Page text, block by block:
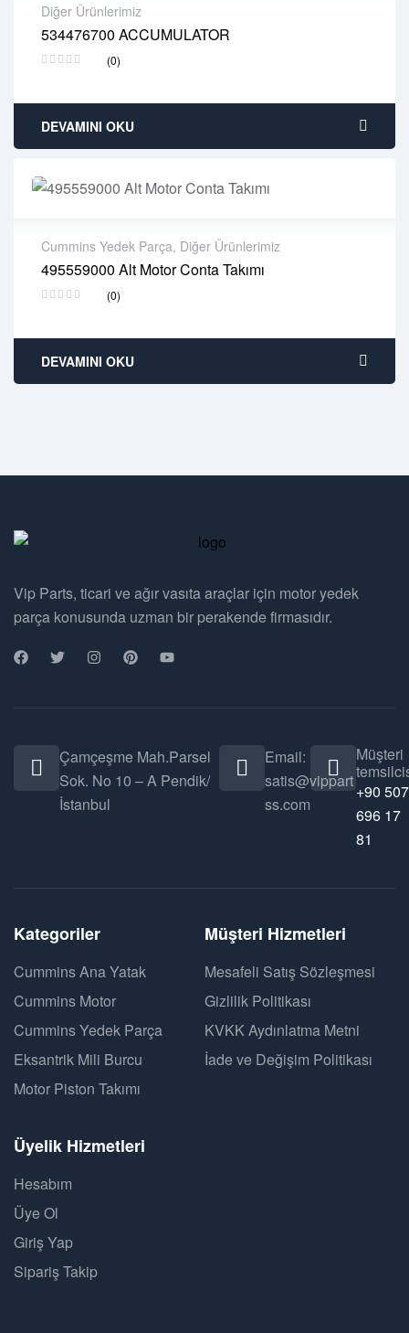
Diğer Ürünlerimiz
534476700 ACCUMULATOR
(0)
2 years warranty
Delivery time: 1-2 business days
DEVAMINI OKU
Cummins Yedek Parça, Diğer Ürünlerimiz
495559000 Alt Motor Conta Takımı
(0)
2 years warranty
Delivery time: 1-2 business days
DEVAMINI OKU
Vip Parts, ticari ve ağır vasıta araçlar için motor yedek
parça konusunda uzman bir perakende firmasıdır.
Çamçeşme Mah.Parsel
Sok. No 10 – A Pendik/
İstanbul
Email:
satis@vippart
ss.com
Müşteri
+90 507
696 17
81
Kategoriler
Cummins Ana Yatak
Cummins Motor
Cummins Yedek Parça
Eksantrik Mili Burcu
Motor Piston Takımı
Müşteri Hizmetleri
Mesafeli Satış Sözleşmesi
Gizlilik Politikası
KVKK Aydınlatma Metni
İade ve Değişim Politikası
Üyelik Hizmetleri
Hesabım
Üye Ol
Giriş Yap
Sipariş Takip